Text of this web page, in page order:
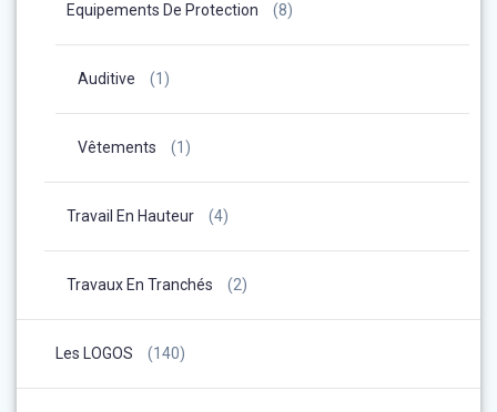
Equipements De Protection (8)
Auditive (1)
Vêtements (1)
Travail En Hauteur (4)
Travaux En Tranchés (2)
Les LOGOS (140)